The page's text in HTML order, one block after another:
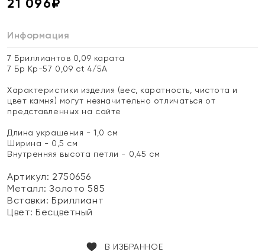
21 096₽
Информация
7 Бриллиантов 0,09 карата
7 Бр Кр-57 0,09 ct 4/5А
Характеристики изделия (вес, каратность, чистота и
цвет камня) могут незначительно отличаться от
представленных на сайте
Длина украшения - 1,0 см
Ширина - 0,5 см
Внутренняя высота петли - 0,45 см
Артикул: 2750656
Металл:Золото 585
Вставки:Бриллиант
Цвет:Бесцветный
В ИЗБРАННОЕ